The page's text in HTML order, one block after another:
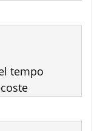
tempo